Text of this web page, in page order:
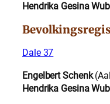
Hendrika Gesina
Dale 37
Engelbert Schenk
Hendrika Gesina